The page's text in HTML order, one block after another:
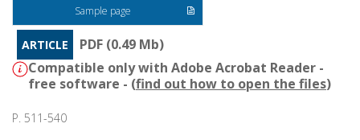
Sample page
ARTICLE
PDF (0.49 Mb)
Compatible only with Adobe Acrobat Reader -
free software - (find out how to open the files)
P. 511-540